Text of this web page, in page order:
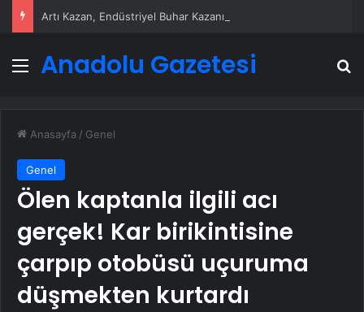
Menü
Anadolu Gazetesi
Anasayfa / Genel
Genel
Ölen kaptanla ilgili acı
gerçek! Kar birikintisine
çarpıp otobüsü uçuruma
düşmekten kurtardı